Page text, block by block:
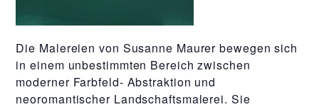
Die Malereien von Susanne Maurer bewegen sich
in einem unbestimmten Bereich zwischen
moderner Farbfeld- Abstraktion und
neoromantischer Landschaftsmalerei. Sie